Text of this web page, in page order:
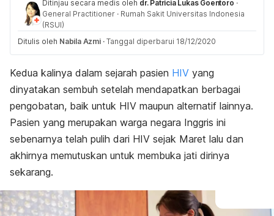
Ditinjau secara medis oleh dr. Patricia Lukas Goentoro ·
General Practitioner · Rumah Sakit Universitas Indonesia
(RSUI)
Ditulis oleh Nabila Azmi · Tanggal diperbarui 18/12/2020
Kedua kalinya dalam sejarah pasien HIV yang
dinyatakan sembuh setelah mendapatkan berbagai
pengobatan, baik untuk HIV maupun alternatif lainnya.
Pasien yang merupakan warga negara Inggris ini
sebenarnya telah pulih dari HIV sejak Maret lalu dan
akhirnya memutuskan untuk membuka jati dirinya
sekarang.